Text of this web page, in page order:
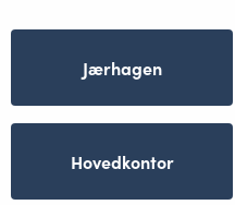
Jærhagen
Hovedkontor